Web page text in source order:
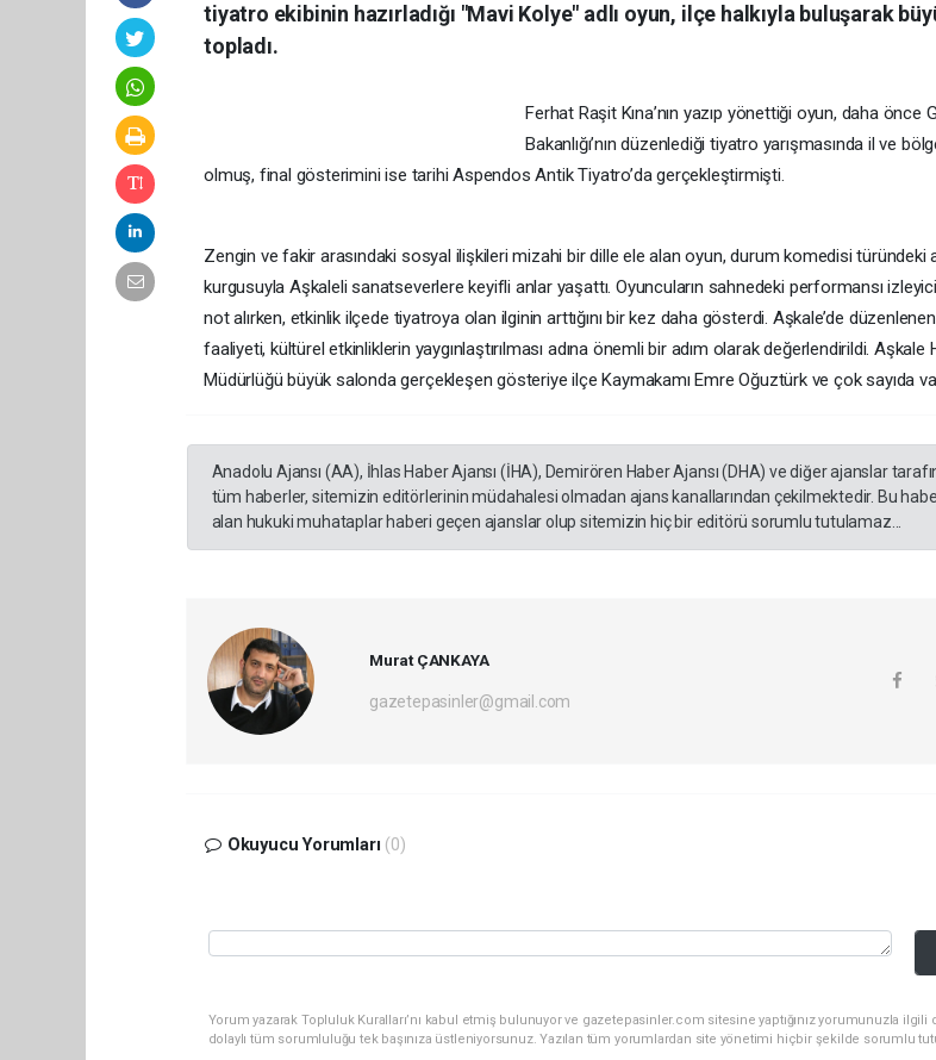
tiyatro ekibinin hazırladığı "Mavi Kolye" adlı oyun, ilçe halkıyla buluşarak
topladı.
Ferhat Raşit Kına’nın yazıp yönettiği oyun, daha önce
Bakanlığı’nın düzenlediği tiyatro yarışmasında il ve
olmuş, final gösterimini ise tarihi Aspendos Antik Tiyatro’da gerçekleştirmişti.
Zengin ve fakir arasındaki sosyal ilişkileri mizahi bir dille ele alan oyun, durum komedisi türündeki
kurgusuyla Aşkaleli sanatseverlere keyifli anlar yaşattı. Oyuncuların sahnedeki performansı
not alırken, etkinlik ilçede tiyatroya olan ilginin arttığını bir kez daha gösterdi. Aşkale’de
faaliyeti, kültürel etkinliklerin yaygınlaştırılması adına önemli bir adım olarak değerlendirildi. Aşkale
Müdürlüğü büyük salonda gerçekleşen gösteriye ilçe Kaymakamı Emre Oğuztürk ve çok sayıda
Anadolu Ajansı (AA), İhlas Haber Ajansı (İHA), Demirören Haber Ajansı (DHA) ve diğer ajanslar
tüm haberler, sitemizin editörlerinin müdahalesi olmadan ajans kanallarından çekilmektedir. Bu
alan hukuki muhataplar haberi geçen ajanslar olup sitemizin hiç bir editörü sorumlu tutulamaz...
Murat ÇANKAYA
gazetepasinler@gmail.com
Okuyucu Yorumları (0)
Yorum yazarak Topluluk Kuralları’nı kabul etmiş bulunuyor ve gazetepasinler.com sitesine yaptığınız yorumunuzla ilgili
dolaylı tüm sorumluluğu tek başınıza üstleniyorsunuz. Yazılan tüm yorumlardan site yönetimi hiçbir şekilde sorumlu